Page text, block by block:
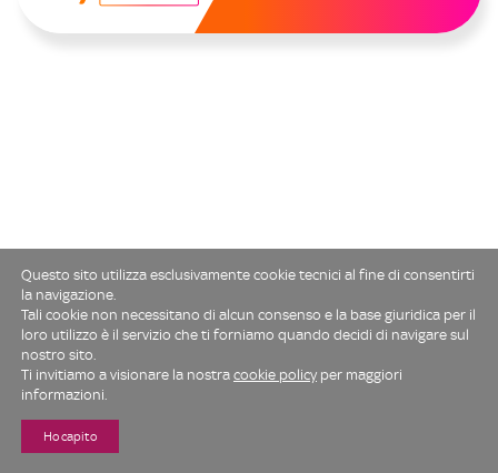
Questo sito utilizza esclusivamente cookie tecnici al fine di consentirti
la navigazione.
Tali cookie non necessitano di alcun consenso e la base giuridica per il
loro utilizzo è il servizio che ti forniamo quando decidi di navigare sul
nostro sito.
Ti invitiamo a visionare la nostra cookie policy per maggiori
informazioni.
Ho capito